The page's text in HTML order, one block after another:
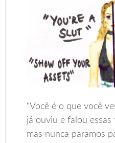
“Você é o que você
já ouviu e falou essas
mas nunca paramos